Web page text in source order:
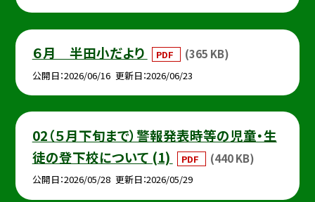
６月 半田小だより PDF (365 KB)
公開日 2026/06/16 更新日 2026/06/23
02（５月下旬まで）警報発表時等の児童・生
徒の登下校について (1)
PDF (440 KB)
公開日 2026/05/28 更新日 2026/05/29